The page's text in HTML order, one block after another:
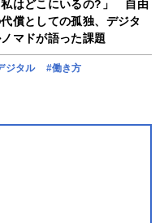
私はどこにいるの?」 自由
償としての孤独、デジタ
マドが語った課題
ジタル #働き方